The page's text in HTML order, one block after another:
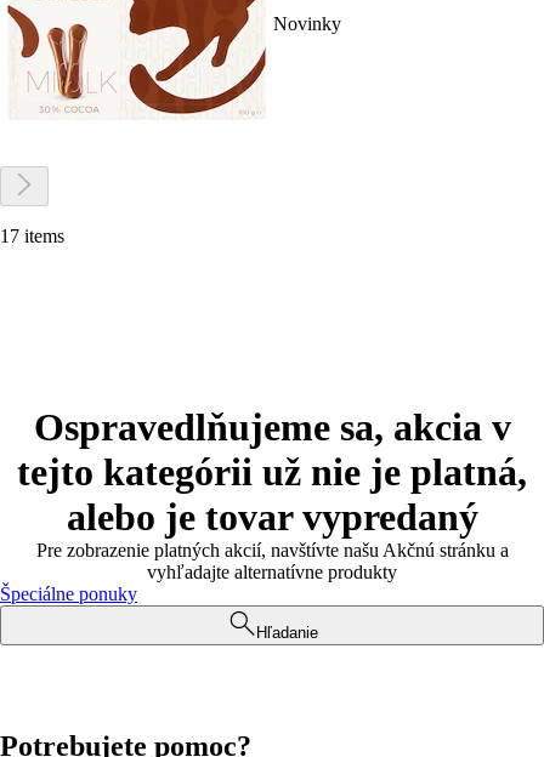
Novinky
17 items
Ospravedlňujeme sa, akcia v
tejto kategórii už nie je platná,
alebo je tovar vypredaný
Pre zobrazenie platných akcií, navštívte našu Akčnú stránku a
vyhľadajte alternatívne produkty
Špeciálne ponuky
Hľadanie
Potrebujete pomoc?